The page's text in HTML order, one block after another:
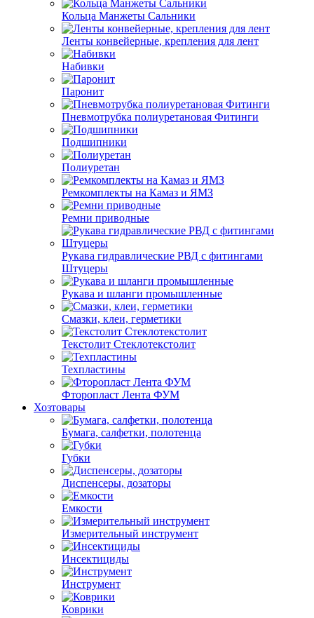
Кольца Манжеты Сальники
Ленты конвейерные, крепления для лент
Набивки
Паронит
Пневмотрубка полиуретановая Фитинги
Подшипники
Полиуретан
Ремкомплекты на Камаз и ЯМЗ
Ремни приводные
Рукава гидравлические РВД с фитингами
Штуцеры
Рукава и шланги промышленные
Смазки, клеи, герметики
Текстолит Стеклотекстолит
Техпластины
Фторопласт Лента ФУМ
Хозтовары
Бумага, салфетки, полотенца
Губки
Диспенсеры, дозаторы
Емкости
Измерительный инструмент
Инсектициды
Инструмент
Коврики